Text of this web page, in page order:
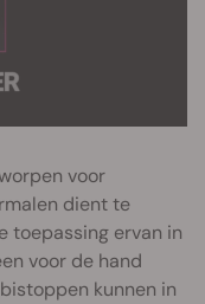
voor
dient te
toepassing ervan in
voor de hand
kunnen in